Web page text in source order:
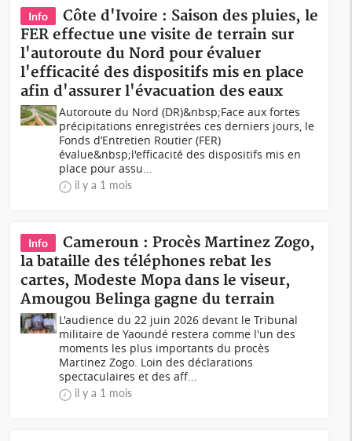
Info
Côte d'Ivoire : Saison des pluies, le
FER effectue une visite de terrain sur
l'autoroute du Nord pour évaluer
l'efficacité des dispositifs mis en place
afin d'assurer l'évacuation des eaux
Autoroute du Nord (DR)&nbsp;Face aux fortes
précipitations enregistrées ces derniers jours, le
Fonds d’Entretien Routier (FER)
évalue&nbsp;l'efficacité des dispositifs mis en
place pour assu...
il y a 1 mois
Info
Cameroun : Procès Martinez Zogo,
la bataille des téléphones rebat les
cartes, Modeste Mopa dans le viseur,
Amougou Belinga gagne du terrain
L'audience du 22 juin 2026 devant le Tribunal
militaire de Yaoundé restera comme l'un des
moments les plus importants du procès
Martinez Zogo. Loin des déclarations
spectaculaires et des aff...
il y a 1 mois